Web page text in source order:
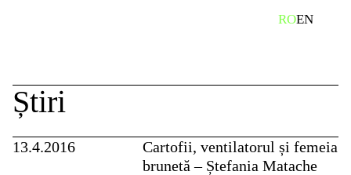
ROEN
Știri
13.4.2016
Cartofii, ventilatorul și femeia
brunetă – Ștefania Matache